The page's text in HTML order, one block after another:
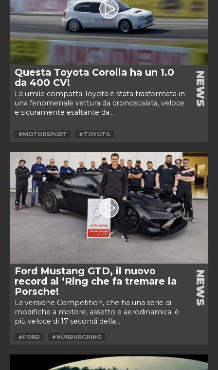
Questa Toyota Corolla ha un 1.0
da 400 CV!
La umile compatta Toyota è stata trasformata in
una fenomenale vettura da cronoscalata, veloce
e sicuramente esaltante da...
NEWS
#MOTORSPORT #TOYOTA
Ford Mustang GTD, il nuovo
record al ‘Ring che fa tremare la
Porsche!
La versione Competition, che ha una serie di
modifiche a motore, assetto e aerodinamica, è
più veloce di 17 secondi della...
NEWS
#FORD #NÜRBURGRING